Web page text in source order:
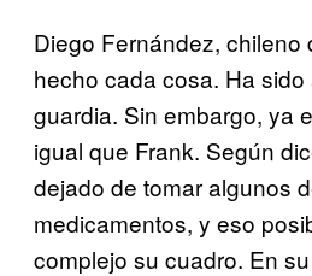
Diego Fernández, chileno
hecho cada cosa. Ha
guardia. Sin embargo, ya
igual que Frank. Según
dejado de tomar algunos
medicamentos, y eso
complejo su cuadro. En